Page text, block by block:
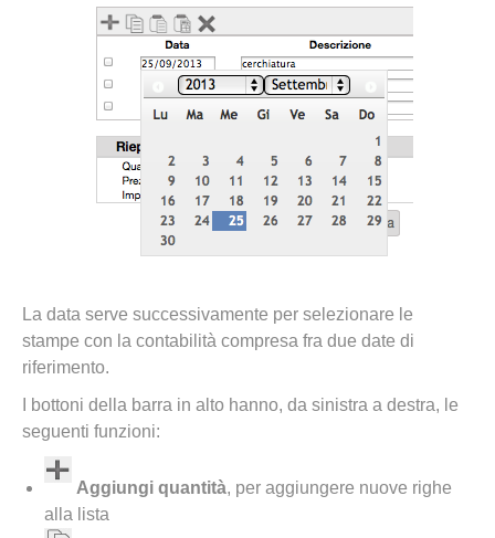
La data serve successivamente per selezionare le
stampe con la contabilità compresa fra due date di
riferimento.
I bottoni della barra in alto hanno, da sinistra a destra, le
seguenti funzioni:
Aggiungi quantità, per aggiungere nuove righe
alla lista